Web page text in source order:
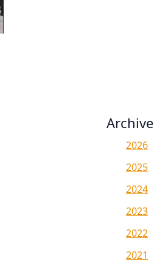
Archive
2026
2025
2024
2023
2022
2021